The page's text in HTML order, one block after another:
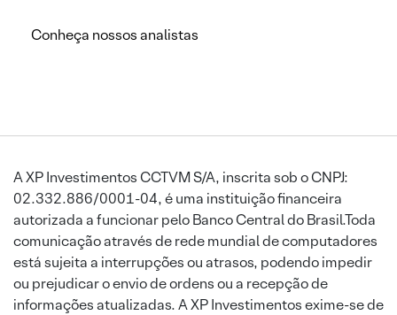
Conheça nossos analistas
A XP Investimentos CCTVM S/A, inscrita sob o CNPJ:
02.332.886/0001-04, é uma instituição financeira
autorizada a funcionar pelo Banco Central do Brasil.Toda
comunicação através de rede mundial de computadores
está sujeita a interrupções ou atrasos, podendo impedir
ou prejudicar o envio de ordens ou a recepção de
informações atualizadas. A XP Investimentos exime-se de